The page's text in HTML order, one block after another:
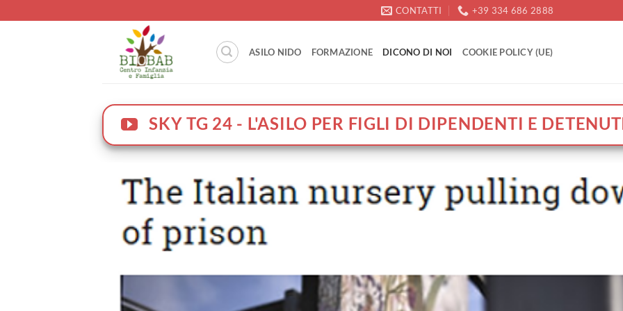
CONTATTI +39 334 686 2888
ASILO NIDO FORMAZIONE DICONO DI NOI COOKIE POLICY (UE)
SKY TG 24 - L'ASILO PER FIGLI DI DIPENDENTI E